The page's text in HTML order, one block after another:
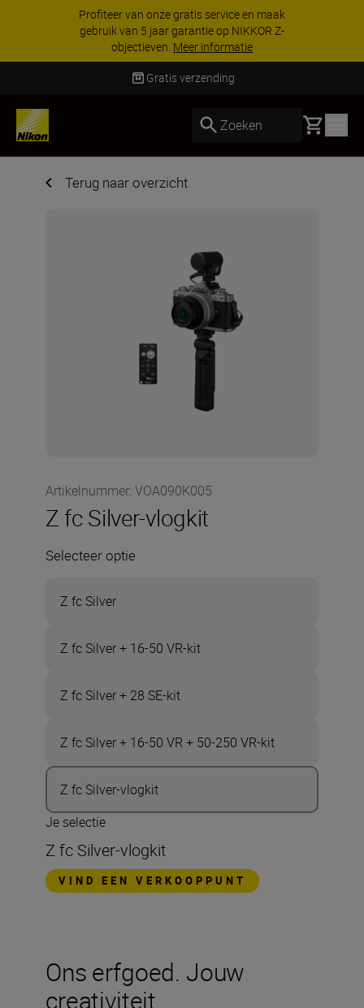
Profiteer van onze gratis service en maak
gebruik van 5 jaar garantie op NIKKOR Z-
objectieven. Meer informatie
Gratis verzending
Zoeken Basket
Terug naar overzicht
Artikelnummer: VOA090K005
Z fc Silver-vlogkit
Selecteer optie
Z fc Silver
Z fc Silver + 16-50 VR-kit
Z fc Silver + 28 SE-kit
Z fc Silver + 16-50 VR + 50-250 VR-kit
Z fc Silver-vlogkit
Je selectie
Z fc Silver-vlogkit
VIND EEN VERKOOPPUNT
Ons erfgoed. Jouw
creativiteit.